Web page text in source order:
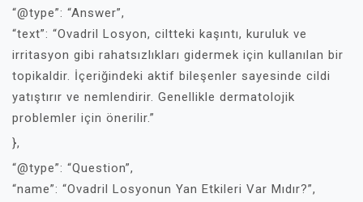
“@type”: “Answer”,
“text”: “Ovadril Losyon, ciltteki kaşıntı, kuruluk ve
irritasyon gibi rahatsızlıkları gidermek için kullanılan bir
topikaldir. İçeriğindeki aktif bileşenler sayesinde cildi
yatıştırır ve nemlendirir. Genellikle dermatolojik
problemler için önerilir.”
},
“@type”: “Question”,
“name”: “Ovadril Losyonun Yan Etkileri Var Mıdır?”,